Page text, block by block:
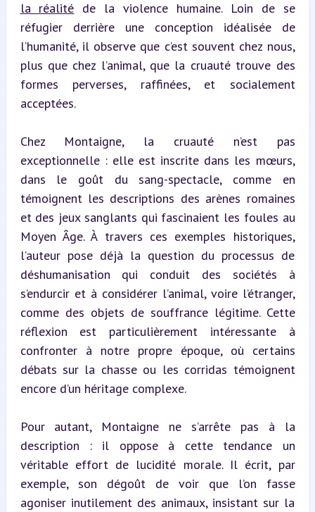
la réalité de la violence humaine. Loin de se
réfugier derrière une conception idéalisée de
l’humanité, il observe que c’est souvent chez nous,
plus que chez l’animal, que la cruauté trouve des
formes perverses, raffinées, et socialement
acceptées.
Chez Montaigne, la cruauté n’est pas
exceptionnelle : elle est inscrite dans les mœurs,
dans le goût du sang-spectacle, comme en
témoignent les descriptions des arènes romaines
et des jeux sanglants qui fascinaient les foules au
Moyen Âge. À travers ces exemples historiques,
l’auteur pose déjà la question du processus de
déshumanisation qui conduit des sociétés à
s’endurcir et à considérer l’animal, voire l’étranger,
comme des objets de souffrance légitime. Cette
réflexion est particulièrement intéressante à
confronter à notre propre époque, où certains
débats sur la chasse ou les corridas témoignent
encore d’un héritage complexe.
Pour autant, Montaigne ne s’arrête pas à la
description : il oppose à cette tendance un
véritable effort de lucidité morale. Il écrit, par
exemple, son dégoût de voir que l’on fasse
agoniser inutilement des animaux, insistant sur la